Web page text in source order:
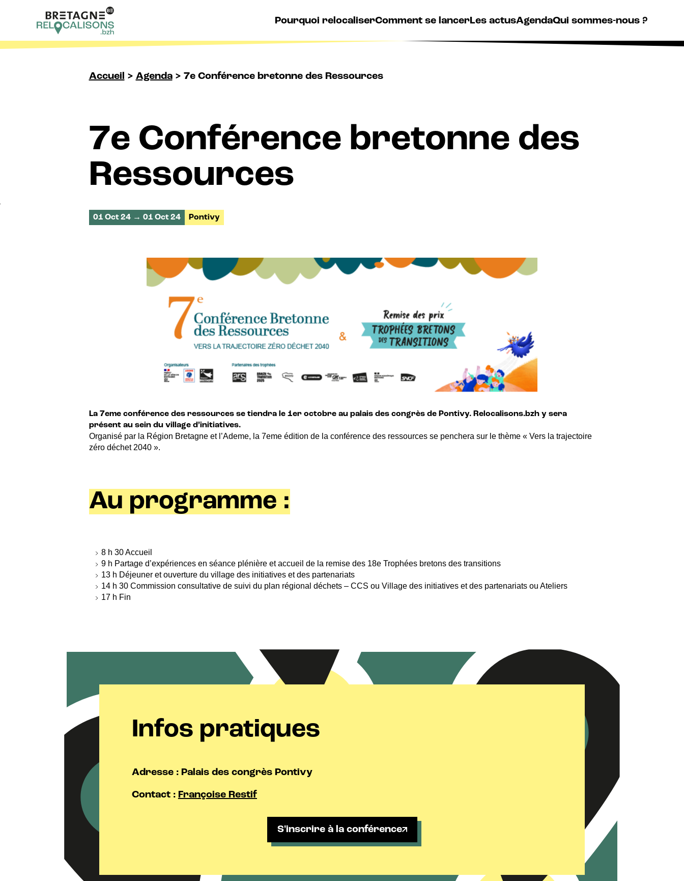
Pourquoi relocaliserComment se lancerLes actusAgendaQui sommes-nous ?
Accueil > Agenda> 7e Conférence bretonne des Ressources
7e Conférence bretonne des
Ressources
01 Oct 24 → 01 Oct 24 Pontivy
La 7eme conférence des ressources se tiendra le 1er octobre au palais des congrès de Pontivy. Relocalisons.bzh y sera
présent au sein du village d’initiatives.
Organisé par la Région Bretagne et l’Ademe, la 7eme édition de la conférence des ressources se penchera sur le thème « Vers la trajectoire
zéro déchet 2040 ».
Au programme :
8 h 30 Accueil
9 h Partage d’expériences en séance plénière et accueil de la remise des 18e Trophées bretons des transitions
13 h Déjeuner et ouverture du village des initiatives et des partenariats
14 h 30 Commission consultative de suivi du plan régional déchets – CCS ou Village des initiatives et des partenariats ou Ateliers
17 h Fin
Infos pratiques
Adresse : Palais des congrès Pontivy
Contact : Françoise Restif
S'inscrire à la conférence